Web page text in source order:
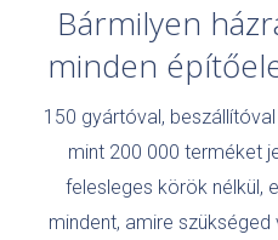
Bármilyen
minden
150 gyártóval,
mint 200 000 terméket
felesleges körök nélkül,
mindent, amire